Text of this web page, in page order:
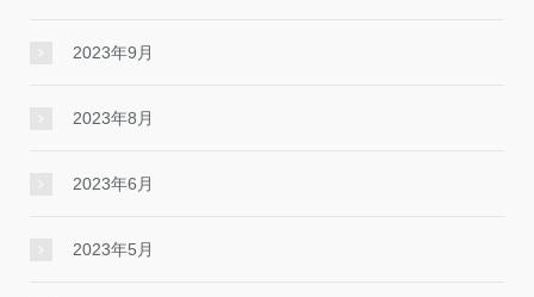
2023年9月
2023年8月
2023年6月
2023年5月